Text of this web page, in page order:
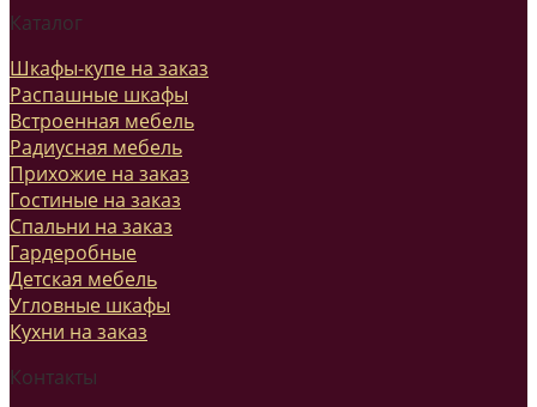
Каталог
Шкафы-купе на заказ
Распашные шкафы
Встроенная мебель
Радиусная мебель
Прихожие на заказ
Гостиные на заказ
Спальни на заказ
Гардеробные
Детская мебель
Угловные шкафы
Кухни на заказ
Контакты